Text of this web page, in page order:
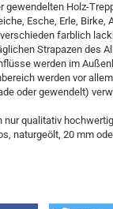
gewendelten Holz-
Esche, Erle,
farblich
Strapazen des
werden im
werden vor
oder gewendelt)
nur qualitativ
naturgeölt, 20 mm